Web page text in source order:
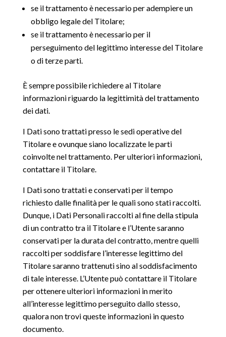
se il trattamento è necessario per adempiere un
obbligo legale del Titolare;
se il trattamento è necessario per il
perseguimento del legittimo interesse del Titolare
o di terze parti.
È sempre possibile richiedere al Titolare
informazioni riguardo la legittimità del trattamento
dei dati.
I Dati sono trattati presso le sedi operative del
Titolare e ovunque siano localizzate le parti
coinvolte nel trattamento. Per ulteriori informazioni,
contattare il Titolare.
I Dati sono trattati e conservati per il tempo
richiesto dalle finalità per le quali sono stati raccolti.
Dunque, i Dati Personali raccolti al fine della stipula
di un contratto tra il Titolare e l’Utente saranno
conservati per la durata del contratto, mentre quelli
raccolti per soddisfare l’interesse legittimo del
Titolare saranno trattenuti sino al soddisfacimento
di tale interesse. L’Utente può contattare il Titolare
per ottenere ulteriori informazioni in merito
all’interesse legittimo perseguito dallo stesso,
qualora non trovi queste informazioni in questo
documento.